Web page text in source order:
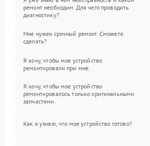
ремонт необходим. Для чего проводить
диагностику?
Мне нужен срочный ремонт. Сможете
сделать?
Я хочу, чтобы мое устройство
ремонтировали при мне.
Я хочу, чтобы мое устройство
ремонтировалось только оригинальными
запчастями.
Как я узнаю, что мое устройство готово?